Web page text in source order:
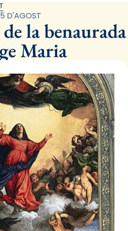
D'AGOST
la benaurada
Maria